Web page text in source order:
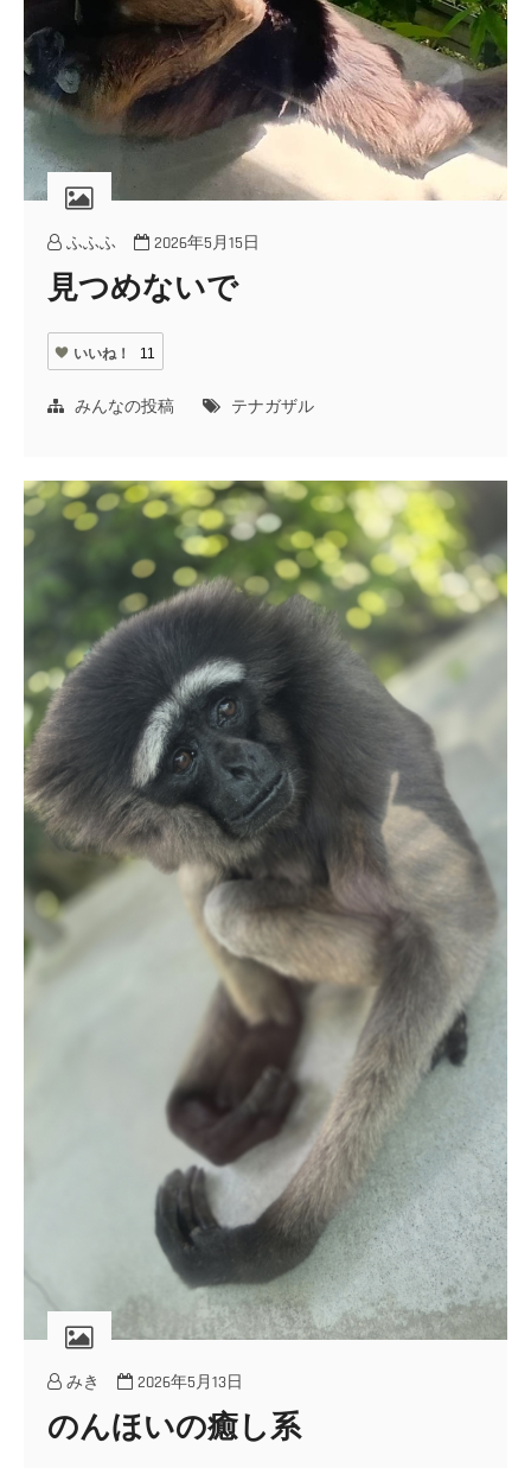
ふふふ 2026年5月15日
見つめないで
いいね！ 11
みんなの投稿 テナガザル
みき 2026年5月13日
のんほいの癒し系